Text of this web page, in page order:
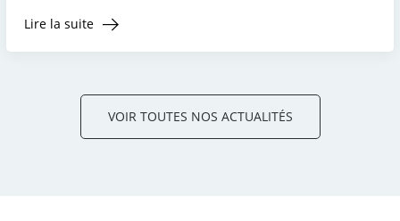
Lire la suite
VOIR TOUTES NOS ACTUALITÉS